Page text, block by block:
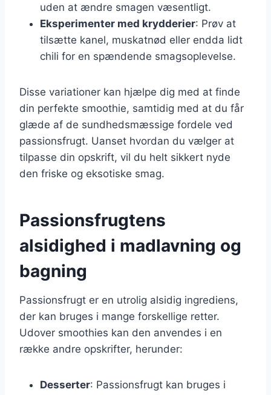
uden at ændre smagen væsentligt.
Eksperimenter med krydderier: Prøv at
tilsætte kanel, muskatnød eller endda lidt
chili for en spændende smagsoplevelse.
Disse variationer kan hjælpe dig med at finde
din perfekte smoothie, samtidig med at du får
glæde af de sundhedsmæssige fordele ved
passionsfrugt. Uanset hvordan du vælger at
tilpasse din opskrift, vil du helt sikkert nyde
den friske og eksotiske smag.
Passionsfrugtens
alsidighed i madlavning og
bagning
Passionsfrugt er en utrolig alsidig ingrediens,
der kan bruges i mange forskellige retter.
Udover smoothies kan den anvendes i en
række andre opskrifter, herunder:
Desserter: Passionsfrugt kan bruges i